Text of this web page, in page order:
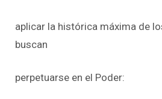
aplicar la histórica máxima de
buscan
perpetuarse en el Poder: